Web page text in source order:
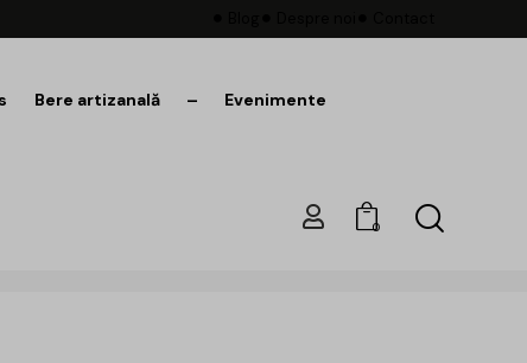
Bere artizanală – Evenimente
0